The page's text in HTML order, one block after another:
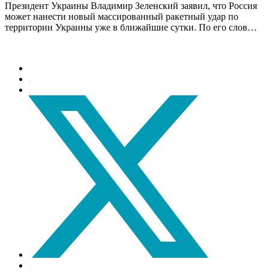
Президент Украины Владимир Зеленский заявил, что Россия
может нанести новый массированный ракетный удар по
территории Украины уже в ближайшие сутки. По его слов…